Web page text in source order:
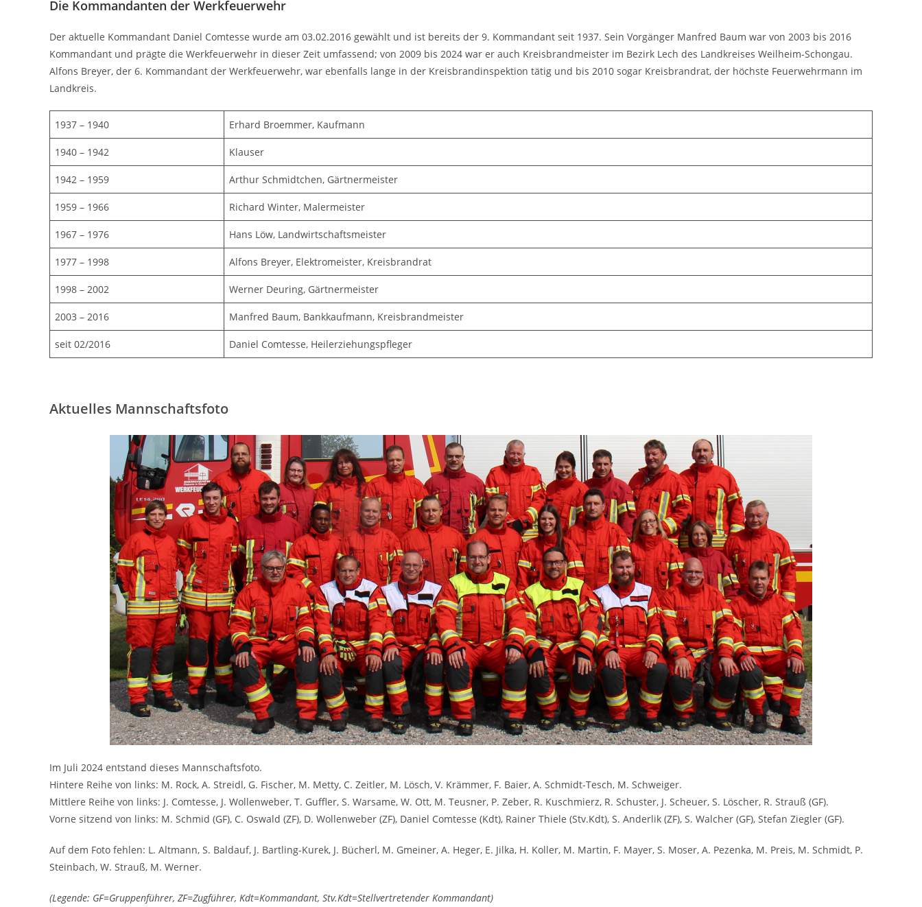
Die Kommandanten der Werkfeuerwehr
Der aktuelle Kommandant Daniel Comtesse wurde am 03.02.2016 gewählt und ist bereits der 9. Kommandant seit 1937. Sein Vorgänger Manfred Baum war von 2003 bis 2016
Kommandant und prägte die Werkfeuerwehr in dieser Zeit umfassend; von 2009 bis 2024 war er auch Kreisbrandmeister im Bezirk Lech des Landkreises Weilheim-Schongau.
Alfons Breyer, der 6. Kommandant der Werkfeuerwehr, war ebenfalls lange in der Kreisbrandinspektion tätig und bis 2010 sogar Kreisbrandrat, der höchste Feuerwehrmann im
Landkreis.
1937 – 1940 Erhard Broemmer, Kaufmann
1940 – 1942 Klauser
1942 – 1959 Arthur Schmidtchen, Gärtnermeister
1959 – 1966 Richard Winter, Malermeister
1967 – 1976 Hans Löw, Landwirtschaftsmeister
1977 – 1998 Alfons Breyer, Elektromeister, Kreisbrandrat
1998 – 2002 Werner Deuring, Gärtnermeister
2003 – 2016 Manfred Baum, Bankkaufmann, Kreisbrandmeister
seit 02/2016 Daniel Comtesse, Heilerziehungspfleger
Aktuelles Mannschaftsfoto
Im Juli 2024 entstand dieses Mannschaftsfoto.
Hintere Reihe von links: M. Rock, A. Streidl, G. Fischer, M. Metty, C. Zeitler, M. Lösch, V. Krämmer, F. Baier, A. Schmidt-Tesch, M. Schweiger.
Mittlere Reihe von links: J. Comtesse, J. Wollenweber, T. Guffler, S. Warsame, W. Ott, M. Teusner, P. Zeber, R. Kuschmierz, R. Schuster, J. Scheuer, S. Löscher, R. Strauß (GF).
Vorne sitzend von links: M. Schmid (GF), C. Oswald (ZF), D. Wollenweber (ZF), Daniel Comtesse (Kdt), Rainer Thiele (Stv.Kdt), S. Anderlik (ZF), S. Walcher (GF), Stefan Ziegler (GF).
Auf dem Foto fehlen: L. Altmann, S. Baldauf, J. Bartling-Kurek, J. Bücherl, M. Gmeiner, A. Heger, E. Jilka, H. Koller, M. Martin, F. Mayer, S. Moser, A. Pezenka, M. Preis, M. Schmidt, P.
Steinbach, W. Strauß, M. Werner.
(Legende: GF=Gruppenführer, ZF=Zugführer, Kdt=Kommandant, Stv.Kdt=Stellvertretender Kommandant)